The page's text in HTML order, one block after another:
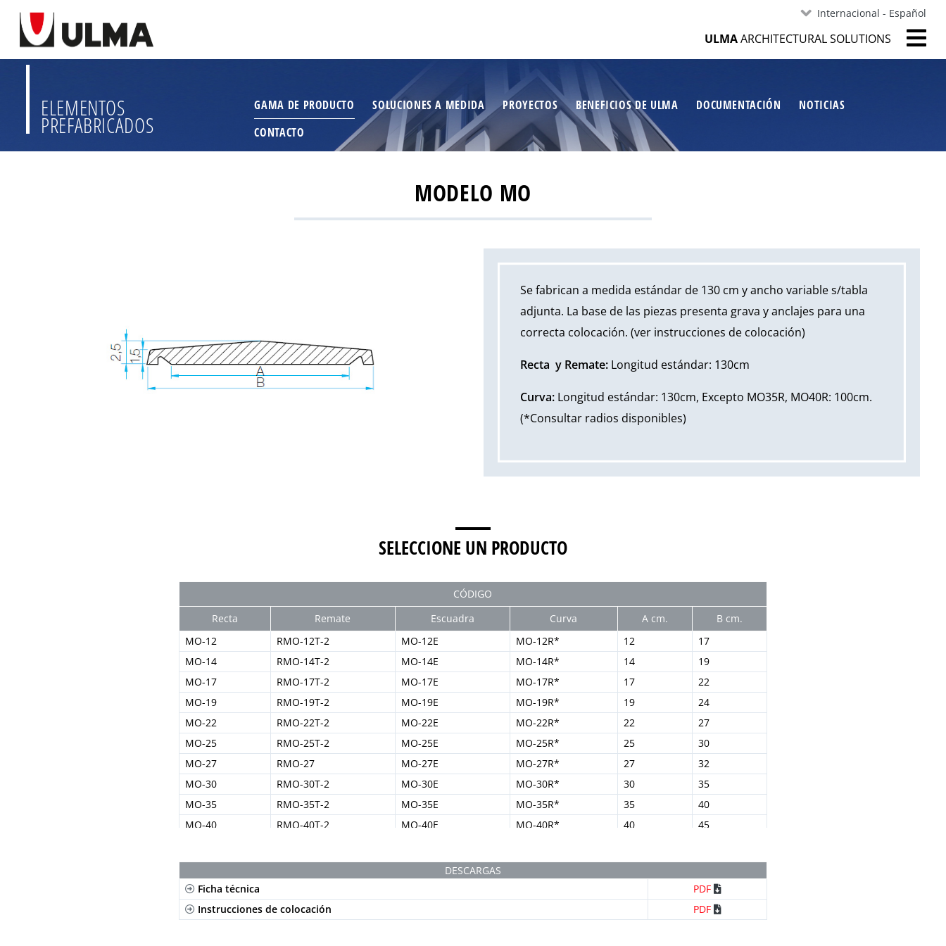
Internacional - Español
ULMAARCHITECTURAL SOLUTIONS
ELEMENTOS
PREFABRICADOS
GAMA DE PRODUCTO SOLUCIONES A MEDIDA PROYECTOS BENEFICIOS DE ULMA DOCUMENTACIÓN
NOTICIAS
CONTACTO
MODELO MO
Se fabrican a medida estándar de 130 cm y ancho variable s/tabla
adjunta. La base de las piezas presenta grava y anclajes para una
correcta colocación. (ver instrucciones de colocación)
Recta y Remate: Longitud estándar: 130cm
Curva:Longitud estándar: 130cm, Excepto MO35R, MO40R: 100cm.
(*Consultar radios disponibles)
SELECCIONE UN PRODUCTO
CÓDIGO
Recta
Remate Escuadra Curva A cm.
B cm.
MO-12
RMO-12T-2 MO-12E MO-12R* 12
17
MO-14
RMO-14T-2 MO-14E MO-14R* 14
19
MO-17
RMO-17T-2 MO-17E MO-17R* 17
22
MO-19
RMO-19T-2 MO-19E MO-19R* 19
24
MO-22
RMO-22T-2 MO-22E MO-22R* 22
27
MO-25
RMO-25T-2 MO-25E MO-25R* 25
30
MO-27
RMO-27 MO-27E MO-27R* 27
32
MO-30
RMO-30T-2 MO-30E MO-30R* 30
35
MO-35
RMO-35T-2 MO-35E MO-35R* 35
40
MO-40
RMO-40T-2 MO-40E MO-40R* 40 45
DESCARGAS
Ficha técnica
PDF
Instrucciones de colocación
PDF